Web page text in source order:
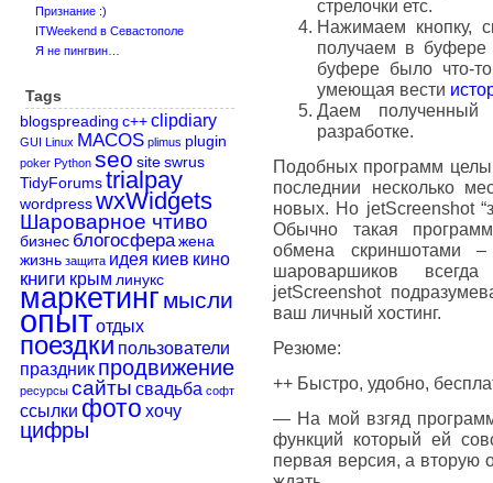
Признание :)
ITWeekend в Севастополе
Я не пингвин…
Tags
blogspreading c++ clipdiary
GUI Linux MACOS plimus plugin
poker Python seo site swrus
TidyForums trialpay
wordpress wxWidgets
Шароварное чтиво
бизнес блогосфера жена
жизнь защита идея киев кино
книги крым линукс
маркетинг мысли
опытотдых
поездки пользователи
праздник продвижение
ресурсы сайты свадьба софт
ссылки фото хочу
цифры
стрелочки етс.
Нажимаем кнопку,
получаем в
буфере было что-
умеющая вести
Даем полученный
разработке.
Подобных программ
последнии несколько
новых. Но jetScreenshot
Обычно такая
обмена скриншотами
шароваршиков
jetScreenshot
ваш личный хостинг.
Резюме:
++ Быстро, удобно,
— На мой взгяд
функций который ей
первая версия, а вторую